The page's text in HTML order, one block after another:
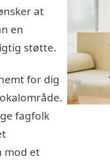
at
en
støtte.
for dig
fagfolk
mod et